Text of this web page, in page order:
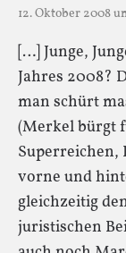
12. Oktober 2008
[…] Junge,
Jahres 2008?
man schürt
(Merkel bürgt
Superreichen,
vorne und
gleichzeitig
juristischen